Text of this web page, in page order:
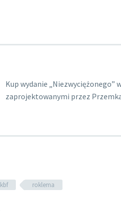
Kup wydanie „Niezwyciężonego”
zaprojektowanymi przez
kbf roklema